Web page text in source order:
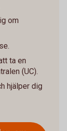
om
ta en
(UC).
hjälper dig